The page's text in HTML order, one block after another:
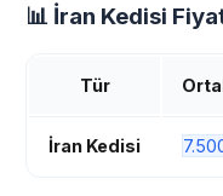
📊 İran Kedisi
Tür
İran Kedisi